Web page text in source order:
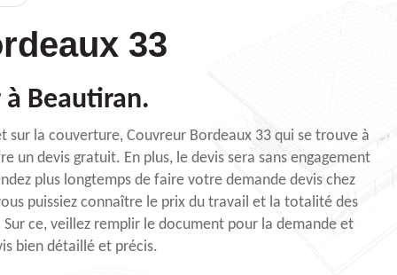
33
Beautiran.
la couverture, Couvreur Bordeaux 33 qui se trouve à
un devis gratuit. En plus, le devis sera sans engagement
plus longtemps de faire votre demande devis chez
puissiez connaître le prix du travail et la totalité des
ce, veillez remplir le document pour la demande et
bien détaillé et précis.